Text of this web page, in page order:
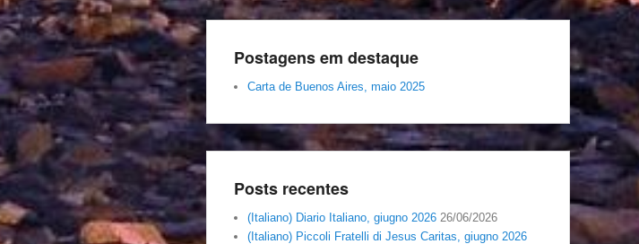
Postagens em destaque
Carta de Buenos Aires, maio 2025
Posts recentes
(Italiano) Diario Italiano, giugno 2026 26/06/2026
(Italiano) Piccoli Fratelli di Jesus Caritas, giugno 2026